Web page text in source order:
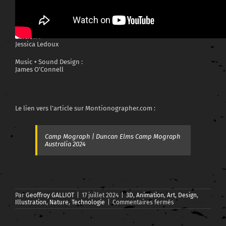
Tselyutin, Yeti Pictures (Yeti Pictures)
Edition :
Jessica Ledoux
Music + Sound Design :
James O’Connell
Le lien vers l’article sur Montionographer.com :
Camp Mograph | Duncan Elms Camp Mograph
Australia 2024
Par Geoffroy GALLIOT 17 juillet 2024 3D, Animation, Art, Design,
Illustration, Nature, Technologie Commentaires fermés sur
Magnifique
d’animation